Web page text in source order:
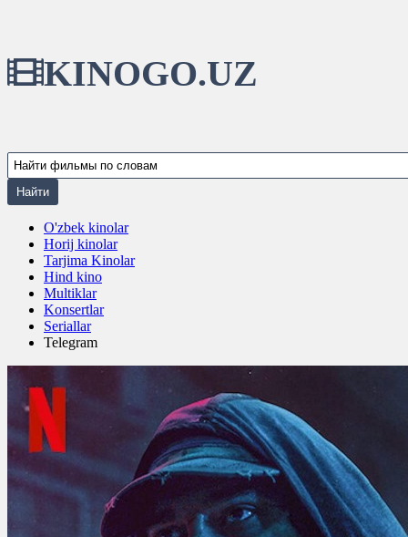
KINOGO.UZ
O'zbek kinolar
Horij kinolar
Tarjima Kinolar
Hind kino
Multiklar
Konsertlar
Seriallar
Telegram